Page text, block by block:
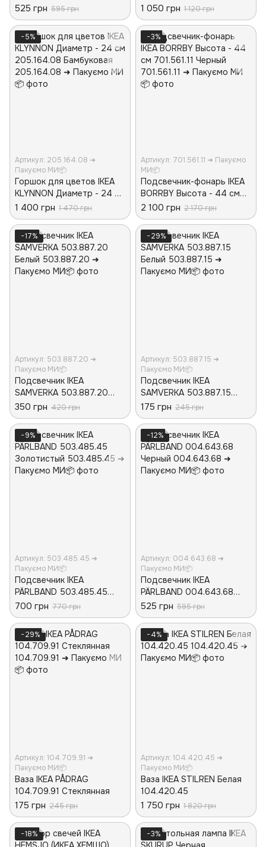
205.232.39 Бамбуковая
525 грн 595 грн
605.164.06 Бамбуковая
1 050 грн 1 120 грн
−5%
Артикул: 205.164.08 ➜
Пакуємо МИ📦
Горшок для цветов IKEA
KLYNNON Диаметр - 24 см
205.164.08 Бамбуковая
1 400 грн 1 470 грн
−3%
Артикул: 701.561.11 ➜ Пакуємо
МИ📦
Подсвечник-фонарь IKEA
BORRBY Высота - 44 см
701.561.11 Черный
2 100 грн 2 170 грн
−17%
Артикул: 503.887.20 ➜
Пакуємо МИ📦
Подсвечник IKEA
SAMVERKA 503.887.20
Белый
350 грн 420 грн
−29%
Артикул: 503.887.15 ➜
Пакуємо МИ📦
Подсвечник IKEA
SAMVERKA 503.887.15
Белый
175 грн 245 грн
−9%
Артикул: 503.485.45 ➜
Пакуємо МИ📦
Подсвечник IKEA
PÄRLBAND 503.485.45
Золотистый
700 грн 770 грн
−12%
Артикул: 004.643.68 ➜
Пакуємо МИ📦
Подсвечник IKEA
PÄRLBAND 004.643.68
Черный
525 грн 595 грн
−29%
Артикул: 104.709.91 ➜
Пакуємо МИ📦
Ваза IKEA PÅDRAG
104.709.91 Стеклянная
175 грн 245 грн
−4%
Артикул: 104.420.45 ➜
Пакуємо МИ📦
Ваза IKEA STILREN Белая
104.420.45
1 750 грн 1 820 грн
−18% −3%